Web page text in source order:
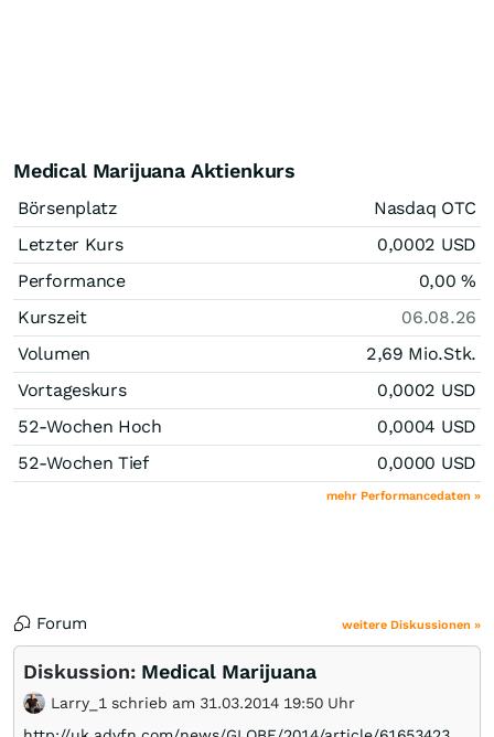
Medical Marijuana Aktienkurs
Börsenplatz
Nasdaq OTC
Letzter Kurs
0,0002 USD
Performance
0,00%
Kurszeit
06.08.26
Volumen
2,69 Mio.Stk.
Vortageskurs
0,0002 USD
52-Wochen Hoch
0,0004 USD
52-Wochen Tief
0,0000 USD
mehr Performancedaten »
Forum weitere Diskussionen »
Diskussion: Medical Marijuana
Larry_1 schrieb am 31.03.2014 19:50 Uhr